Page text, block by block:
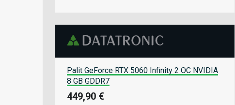
Palit GeForce RTX 5060 Infinity 2 OC NVIDIA
8 GB GDDR7
449,90 €